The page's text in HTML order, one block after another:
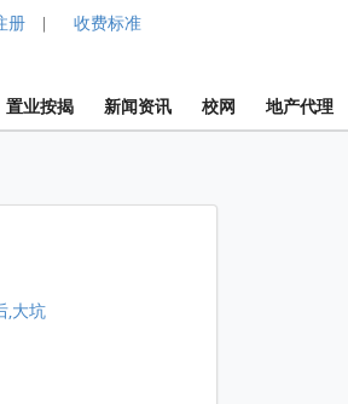
册 | 收费标准
置业按揭 新闻资讯 校网 地产代理
,大坑